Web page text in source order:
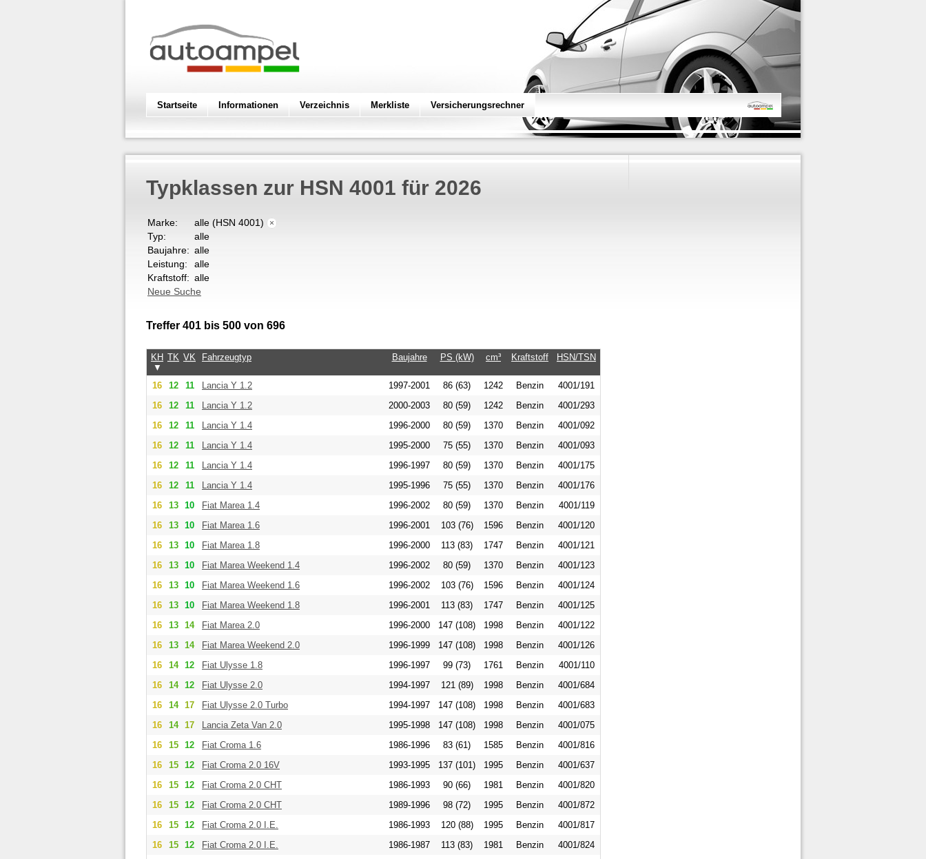
Startseite Informationen Verzeichnis Merkliste Versicherungsrechner
Typklassen zur HSN 4001 für 2026
Marke: alle (HSN 4001) ×
Typ:
alle
Baujahre: alle
Leistung:
alle
Kraftstoff: alle
Neue Suche
Treffer 401 bis 500 von 696
KH
▼
TK VK Fahrzeugtyp Baujahre PS (kW) cm³ Kraftstoff HSN/TSN
16 12 11 Lancia Y 1.2 1997-2001 86 (63) 1242 Benzin
4001/191
16
12 11 Lancia Y 1.2 2000-2003 80 (59) 1242 Benzin
4001/293
16
12 11 Lancia Y 1.4 1996-2000 80 (59) 1370 Benzin
4001/092
16
12 11 Lancia Y 1.4 1995-2000 75 (55) 1370 Benzin
4001/093
16
12 11 Lancia Y 1.4 1996-1997 80 (59) 1370 Benzin
4001/175
16
12 11 Lancia Y 1.4 1995-1996 75 (55) 1370 Benzin
4001/176
16
13 10 Fiat Marea 1.4 1996-2002 80 (59) 1370 Benzin
4001/119
16
13 10 Fiat Marea 1.6 1996-2001 103 (76) 1596 Benzin
4001/120
16
13 10 Fiat Marea 1.8 1996-2000 113 (83) 1747 Benzin
4001/121
16
13 10 Fiat Marea Weekend 1.4 1996-2002 80 (59) 1370 Benzin
4001/123
16
13 10 Fiat Marea Weekend 1.6 1996-2002 103 (76) 1596 Benzin
4001/124
16
13 10 Fiat Marea Weekend 1.8 1996-2001 113 (83) 1747 Benzin
4001/125
16
13 14 Fiat Marea 2.0 1996-2000 147 (108) 1998 Benzin
4001/122
16
13 14 Fiat Marea Weekend 2.0 1996-1999 147 (108) 1998 Benzin
4001/126
16
14 12 Fiat Ulysse 1.8 1996-1997 99 (73) 1761 Benzin
4001/110
16
14 12 Fiat Ulysse 2.0 1994-1997 121 (89) 1998 Benzin
4001/684
16
14 17 Fiat Ulysse 2.0 Turbo 1994-1997 147 (108) 1998 Benzin
4001/683
16
14 17 Lancia Zeta Van 2.0 1995-1998 147 (108) 1998 Benzin
4001/075
16
15 12 Fiat Croma 1.6 1986-1996 83 (61) 1585 Benzin
4001/816
16
15 12 Fiat Croma 2.0 16V 1993-1995 137 (101) 1995 Benzin
4001/637
16
15 12 Fiat Croma 2.0 CHT 1986-1993 90 (66) 1981 Benzin
4001/820
16
15 12 Fiat Croma 2.0 CHT 1989-1996 98 (72) 1995 Benzin
4001/872
16
15 12 Fiat Croma 2.0 I.E. 1986-1993 120 (88) 1995 Benzin
4001/817
16
15 12 Fiat Croma 2.0 I.E. 1986-1987 113 (83) 1981 Benzin
4001/824